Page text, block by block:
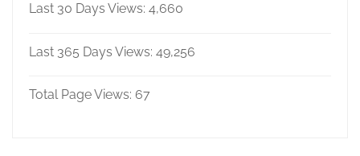
Last 30 Days Views: 4,660
Last 365 Days Views: 49,256
Total Page Views: 67